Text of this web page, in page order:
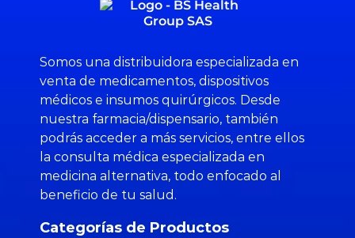
Somos una distribuidora especializada en
venta de medicamentos, dispositivos
médicos e insumos quirúrgicos. Desde
nuestra farmacia/dispensario, también
podrás acceder a más servicios, entre ellos
la consulta médica especializada en
medicina alternativa, todo enfocado al
beneficio de tu salud.
Categorías de Productos